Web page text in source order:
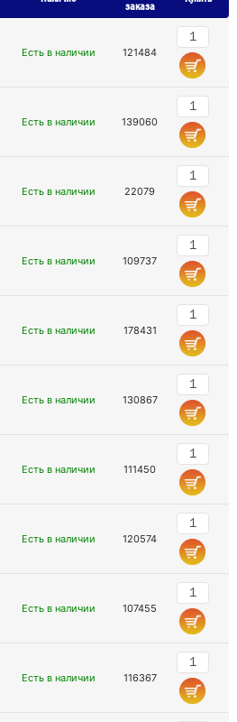
заказа
Есть в наличии 121484
Есть в наличии 139060
Есть в наличии 22079
Есть в наличии 109737
Есть в наличии 178431
Есть в наличии 130867
Есть в наличии 111450
Есть в наличии 120574
Есть в наличии 107455
Есть в наличии 116367